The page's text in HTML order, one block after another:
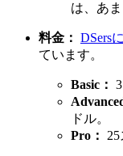
は、あ
料金： DSers
ています。
Basic：
ドル。
Pro： 25